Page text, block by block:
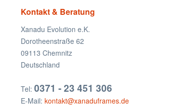
Kontakt & Beratung
Xanadu Evolution e.K.
Dorotheenstraße 62
09113 Chemnitz
Deutschland
Tel: 0371 - 23 451 306
E-Mail: kontakt@xanaduframes.de